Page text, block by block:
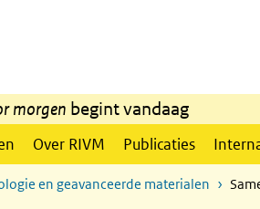
morgen begint vandaag
Over RIVM Publicaties
en geavanceerde materialen